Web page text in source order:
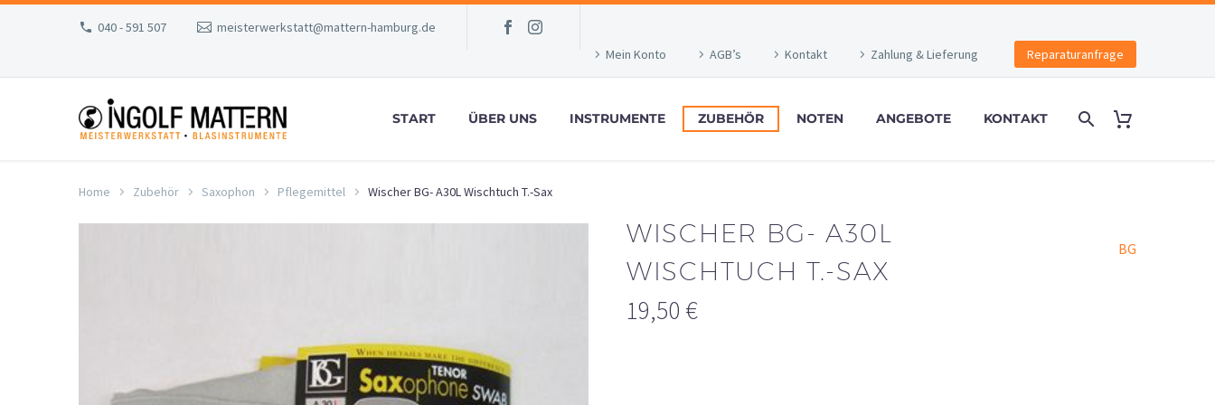
040 - 591 507
meisterwerkstatt@mattern-hamburg.de
Mein Konto
AGB’s Kontakt Zahlung & Lieferung Reparaturanfrage
START ÜBER UNS INSTRUMENTE ZUBEHÖR NOTEN ANGEBOTE KONTAKT
Home Zubehör Saxophon Pflegemittel Wischer BG- A30L Wischtuch T.-Sax
WISCHER BG- A30L
WISCHTUCH T.-SAX
BG
19,50 €